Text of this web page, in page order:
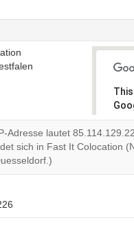
Adresse lautet
sich in Fast It Colocation